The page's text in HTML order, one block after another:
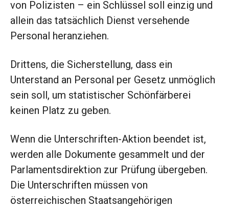
von Polizisten – ein Schlüssel soll einzig und
allein das tatsächlich Dienst versehende
Personal heranziehen.
Drittens, die Sicherstellung, dass ein
Unterstand an Personal per Gesetz unmöglich
sein soll, um statistischer Schönfärberei
keinen Platz zu geben.
Wenn die Unterschriften-Aktion beendet ist,
werden alle Dokumente gesammelt und der
Parlamentsdirektion zur Prüfung übergeben.
Die Unterschriften müssen von
österreichischen Staatsangehörigen